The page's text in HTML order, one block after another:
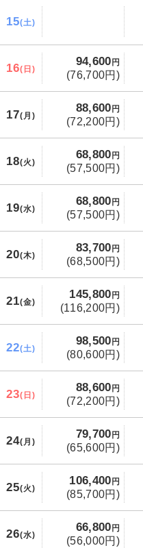
15(土)
16(日)
94,600 円
(76,700円)
17(月)
88,600 円
(72,200円)
18(火)
68,800 円
(57,500円)
19(水)
68,800 円
(57,500円)
20(木)
83,700 円
(68,500円)
21(金)
145,800 円
(116,200円)
22(土)
98,500 円
(80,600円)
23(日)
88,600 円
(72,200円)
24(月)
79,700 円
(65,600円)
25(火)
106,400 円
(85,700円)
26(水)
66,800 円
(56,000円)